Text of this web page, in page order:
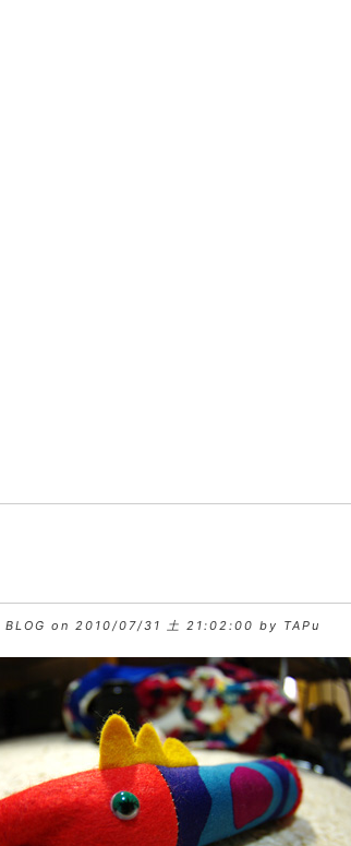
BLOG on 2010/07/31 土 21:02:00 by TAPu